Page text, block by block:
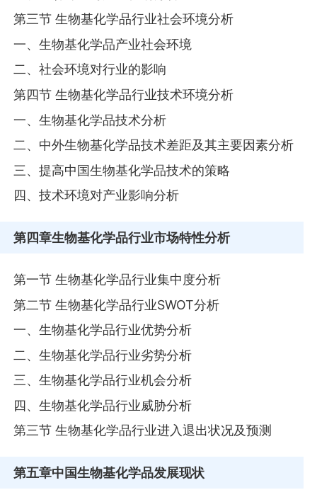
第三节 生物基化学品行业社会环境分析
一、生物基化学品产业社会环境
二、社会环境对行业的影响
第四节 生物基化学品行业技术环境分析
一、生物基化学品技术分析
二、中外生物基化学品技术差距及其主要因素分析
三、提高中国生物基化学品技术的策略
四、技术环境对产业影响分析
第四章生物基化学品行业市场特性分析
第一节 生物基化学品行业集中度分析
第二节 生物基化学品行业SWOT分析
一、生物基化学品行业优势分析
二、生物基化学品行业劣势分析
三、生物基化学品行业机会分析
四、生物基化学品行业威胁分析
第三节 生物基化学品行业进入退出状况及预测
第五章中国生物基化学品发展现状